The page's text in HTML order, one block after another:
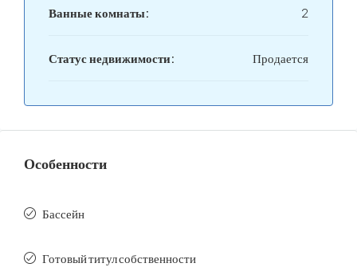
Ванные комнаты: 2
Статус недвижимости: Продается
Особенности
Бассейн
Готовый титул собственности